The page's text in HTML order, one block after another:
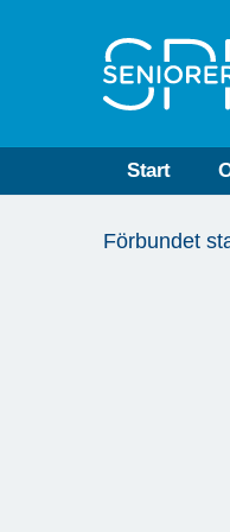
Start
är
Förbundet